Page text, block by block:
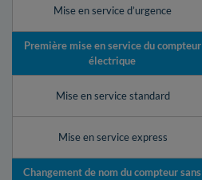
Mise en service d’urgence
Première mise en service du compteur
électrique
Mise en service standard
Mise en service express
Changement de nom du compteur sans